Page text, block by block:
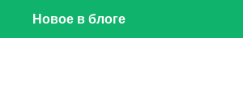
Новое в блоге